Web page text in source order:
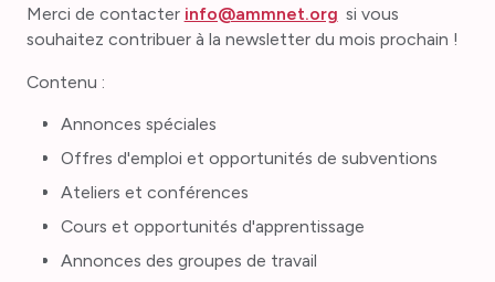
Merci de contacter info@ammnet.org si vous
souhaitez contribuer à la newsletter du mois prochain !
Contenu :
Annonces spéciales
Offres d'emploi et opportunités de subventions
Ateliers et conférences
Cours et opportunités d'apprentissage
Annonces des groupes de travail